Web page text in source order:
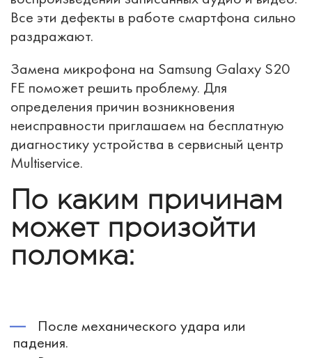
Все эти дефекты в работе смартфона сильно
раздражают.
Замена микрофона на Samsung Galaxy S20
FE поможет решить проблему. Для
определения причин возникновения
неисправности приглашаем на бесплатную
диагностику устройства в сервисный центр
Multiservice.
По каким причинам
может произойти
поломка:
После механического удара или
падения.